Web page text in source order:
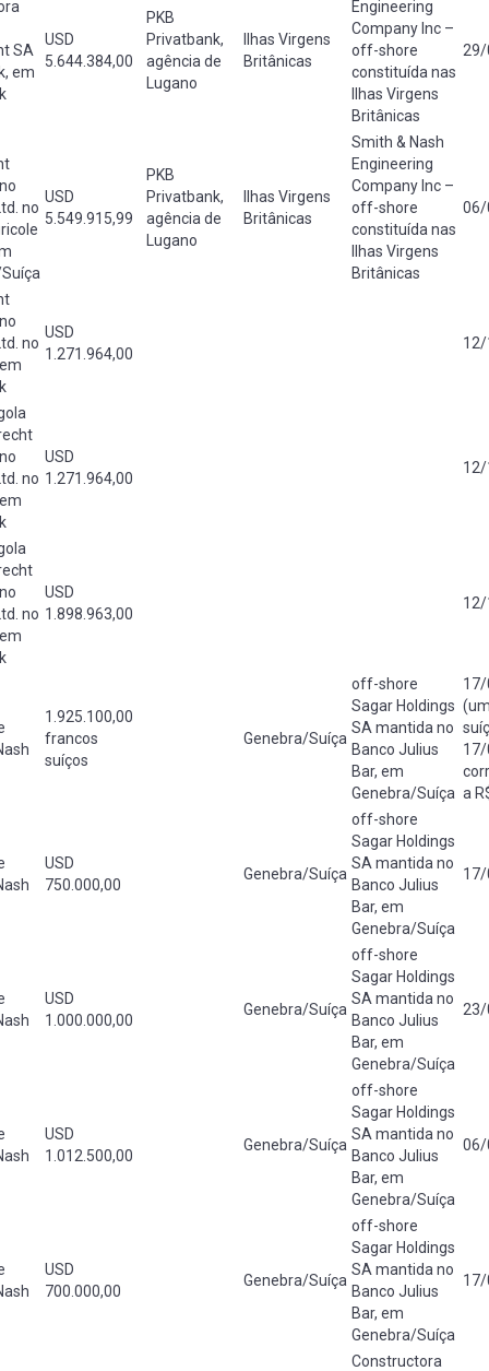
SA
em
USD
5.644.384,00
PKB
Privatbank,
agência de
Lugano
Ilhas Virgens
Britânicas
Engineering
Company Inc –
off-shore
constituída nas
Ilhas Virgens
Britânicas
no
USD
5.549.915,99
PKB
Privatbank,
agência de
Lugano
Ilhas Virgens
Britânicas
Smith & Nash
Engineering
Company Inc –
off-shore
constituída nas
Ilhas Virgens
Britânicas
06/
no
USD
1.271.964,00
no
USD
1.271.964,00
no
USD
1.898.963,00
1.925.100,00
francos
suíços
Genebra/Suíça
off-shore
Sagar Holdings
SA mantida no
Banco Julius
Bar, em
Genebra/Suíça a
USD
750.000,00
Genebra/Suíça
off-shore
Sagar Holdings
SA mantida no
Banco Julius
Bar, em
Genebra/Suíça
USD
1.000.000,00
Genebra/Suíça
off-shore
Sagar Holdings
SA mantida no
Banco Julius
Bar, em
Genebra/Suíça
USD
1.012.500,00
Genebra/Suíça
off-shore
Sagar Holdings
SA mantida no
Banco Julius
Bar, em
Genebra/Suíça
06/
USD
700.000,00
Genebra/Suíça
off-shore
Sagar Holdings
SA mantida no
Banco Julius
Bar, em
Genebra/Suíça
Constructora